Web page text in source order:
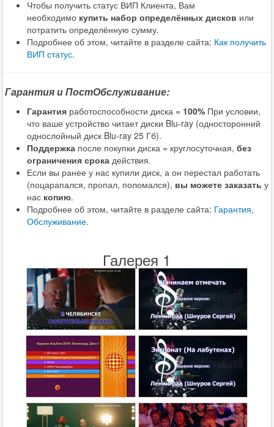
Чтобы получить статус ВИП Клиента, Вам
необходимо купить набор определённых дисков или
потратить определённую сумму.
Подробнее об этом, читайте в разделе сайта: Как получить
ВИП статус.
Гарантия и ПостОбслуживание:
Гарантия работоспособности диска = 100% При условии,
что ваше устройство читает диски Blu-ray (односторонний
однослойный диск Blu-ray 25 Гб).
Поддержка после покупки диска = круглосуточная, без
ограничения срока действия.
Если вы ранее у нас купили диск, а он перестал работать
(поцарапался, пропал, поломался), вы можете заказать у
нас копию.
Подробнее об этом, читайте в разделе сайта: Гарантия,
Обслуживание.
Галерея 1